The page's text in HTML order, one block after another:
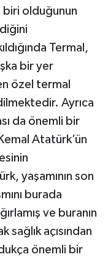
olduğunun
Termal,
bir yer
özel termal
Ayrıca
da önemli bir
Atatürk’ün
yaşamının son
burada
ve buranın
sağlık açısından
önemli bir